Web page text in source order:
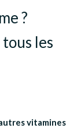
?
les
vitamines